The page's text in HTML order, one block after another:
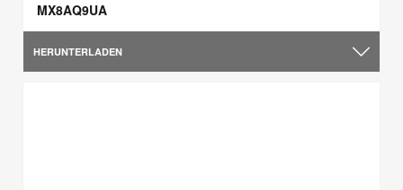
MX8AQ9UA
HERUNTERLADEN